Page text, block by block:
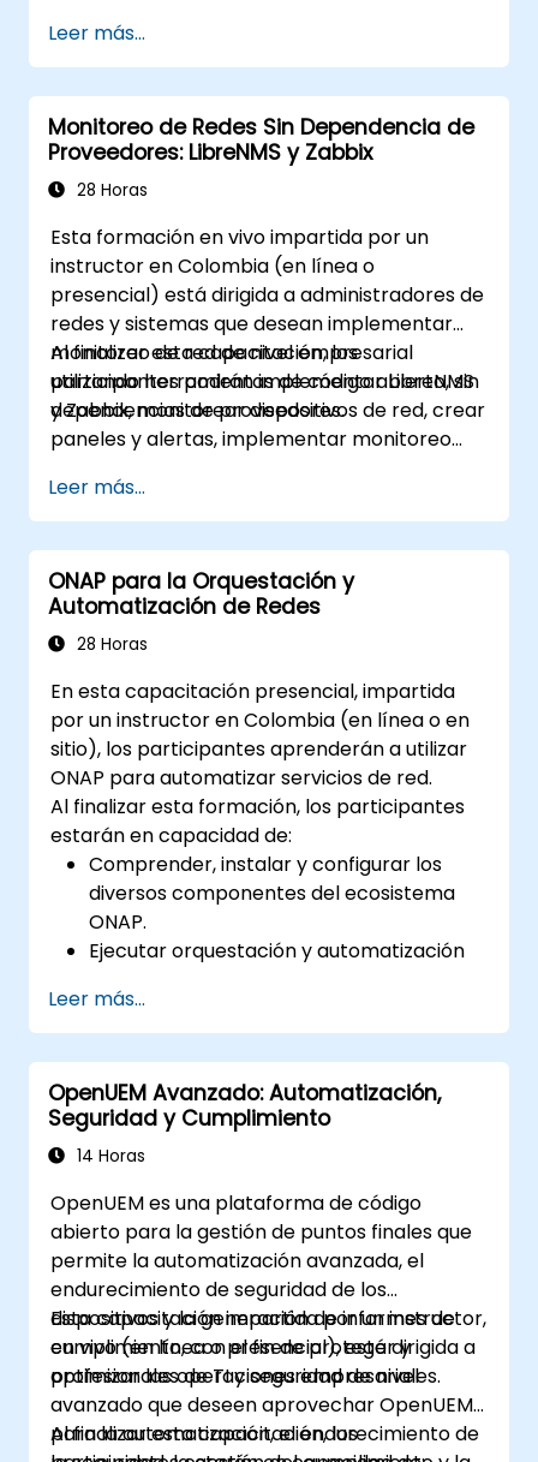
Leer más...
Monitoreo de Redes Sin Dependencia de
Proveedores: LibreNMS y Zabbix
28 Horas
Esta formación en vivo impartida por un
instructor en Colombia (en línea o
presencial) está dirigida a administradores de
redes y sistemas que desean implementar
monitoreo de red de nivel empresarial
utilizando herramientas de código abierto, sin
dependencias de proveedores.
Al finalizar esta capacitación, los
participantes podrán implementar LibreNMS
y Zabbix, monitorear dispositivos de red, crear
paneles y alertas, implementar monitoreo
externos.
Leer más...
ONAP para la Orquestación y
Automatización de Redes
28 Horas
En esta capacitación presencial, impartida
por un instructor en Colombia (en línea o en
sitio), los participantes aprenderán a utilizar
ONAP para automatizar servicios de red.
Al finalizar esta formación, los participantes
estarán en capacidad de:
Comprender, instalar y configurar los
diversos componentes del ecosistema
ONAP.
Ejecutar orquestación y automatización
funciones de red físicas y virtuales.
Diseñar, crear, orquestar y monitorear
VNFs, SDNs y otros servicios de red.
Gestionar eficientemente todo el ciclo de
vida de la red mediante un enfoque
impulsado por software.
utilizando las últimas tecnologías y
prácticas de código abierto.
Leer más...
OpenUEM Avanzado: Automatización,
Seguridad y Cumplimiento
14 Horas
OpenUEM es una plataforma de código
abierto para la gestión de puntos finales que
permite la automatización avanzada, el
endurecimiento de seguridad de los
dispositivos y la generación de informes de
cumplimiento, con el fin de proteger y
optimizar las operaciones empresariales.
Esta capacitación impartida por un instructor,
en vivo (en línea o presencial), está dirigida a
profesionales de TI y seguridad de nivel
avanzado que deseen aprovechar OpenUEM
para la automatización, el endurecimiento de
Al finalizar esta capacitación, los